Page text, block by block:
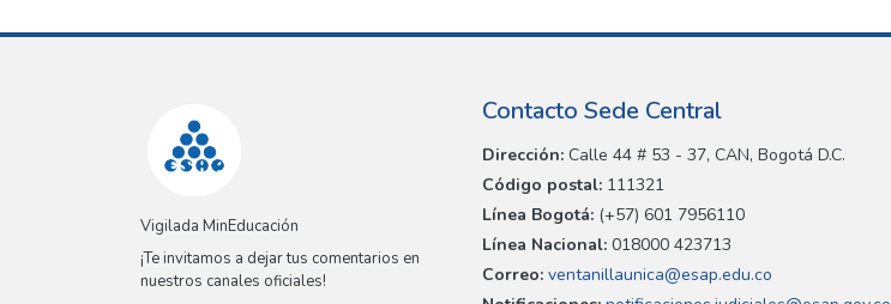
Vigilada MinEducación
¡Te invitamos a dejar tus comentarios en
nuestros canales oficiales!
Contacto Sede Central
Dirección: Calle 44 # 53 - 37, CAN, Bogotá D.C.
Código postal: 111321
Línea Bogotá: (+57) 601 7956110
Línea Nacional: 018000 423713
Correo: ventanillaunica@esap.edu.co